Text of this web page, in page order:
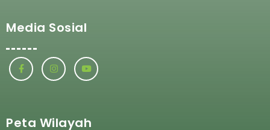
Media Sosial
Peta Wilayah